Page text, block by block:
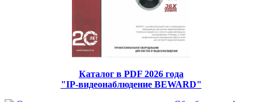
Каталог в PDF 2026 года
"IP-видеонаблюдение BEWARD"